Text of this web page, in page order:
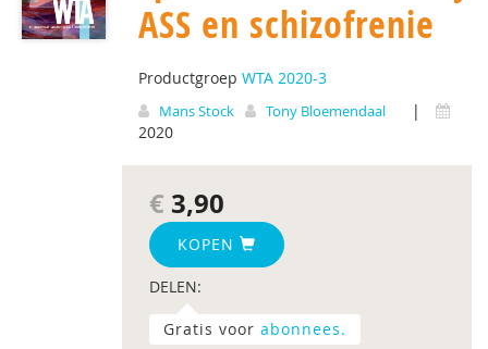
ASS en schizofrenie
Productgroep WTA 2020-3
Mans Stock Tony Bloemendaal
|
2020
€ 3,90
KOPEN
DELEN:
Gratis voor abonnees.